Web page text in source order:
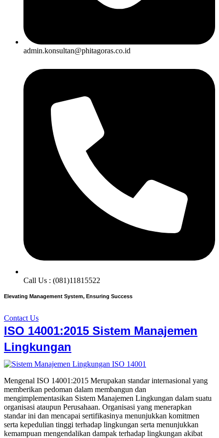
admin.konsultan@phitagoras.co.id
Call Us : (081)11815522
Elevating Management System, Ensuring Success
Contact Us
ISO 14001:2015 Sistem Manajemen
Lingkungan
Mengenal ISO 14001:2015 Merupakan standar internasional yang
memberikan pedoman dalam membangun dan
mengimplementasikan Sistem Manajemen Lingkungan dalam suatu
organisasi ataupun Perusahaan. Organisasi yang menerapkan
standar ini dan mencapai sertifikasinya menunjukkan komitmen
serta kepedulian tinggi terhadap lingkungan serta menunjukkan
kemampuan mengendalikan dampak terhadap lingkungan akibat